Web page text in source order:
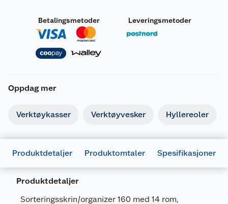
Betalingsmetoder Leveringsmetoder
Oppdag mer
Verktøykasser Verktøyvesker Hyllereoler
Produktdetaljer Produktomtaler Spesifikasjoner
Produktdetaljer
Sorteringsskrin/organizer 160 med 14 rom,